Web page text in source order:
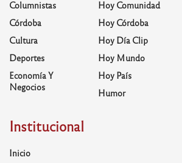
Columnistas
Córdoba
Cultura
Deportes
Economía Y
Negocios
Hoy Comunidad
Hoy Córdoba
Hoy Día Clip
Hoy Mundo
Hoy País
Humor
Institucional
Inicio